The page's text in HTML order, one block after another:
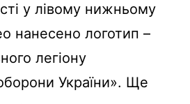
у лівому нижньому
нанесено логотип –
легіону
України». Ще